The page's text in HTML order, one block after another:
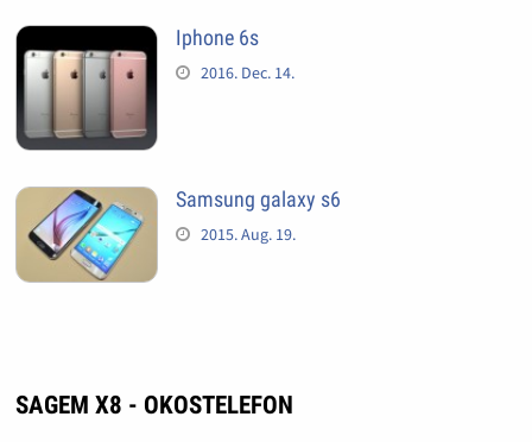
Iphone 6s
2016. Dec. 14.
Samsung galaxy s6
2015. Aug. 19.
SAGEM X8 - OKOSTELEFON